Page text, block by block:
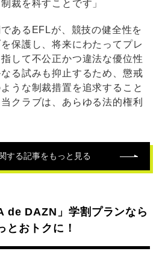
裁を科すことです」
であるEFLが、競技の健全性を
保護し、将来にわたってプレ
して不公正かつ違法な優位性
る試みも抑止するため、懲戒
うな制裁措置を追求すること
クラブは、あらゆる法的権利
する記事をもっと見る
de DAZN」学割プランなら
とおトクに！